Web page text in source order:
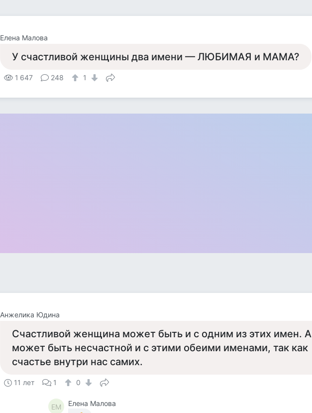
Елена Малова
У счастливой женщины два имени — ЛЮБИМАЯ и МАМА?
1 647 248 1
Анжелика Юдина
Счастливой женщина может быть и с одним из этих имен. А
может быть несчастной и с этими обеими именами, так как
счастье внутри нас самих.
11 лет 1 0
ЕМ
Елена Малова